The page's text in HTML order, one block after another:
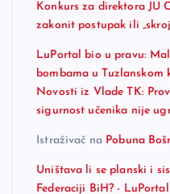
Konkurs za direktora JU
zakonit postupak ili
LuPortal bio u pravu:
bombama u Tuzlanskom
Novosti iz Vlade TK:
sigurnost učenika nije
Istraživač na Pobuna
Uništava li se planski i
Federaciji BiH? - LuPortal